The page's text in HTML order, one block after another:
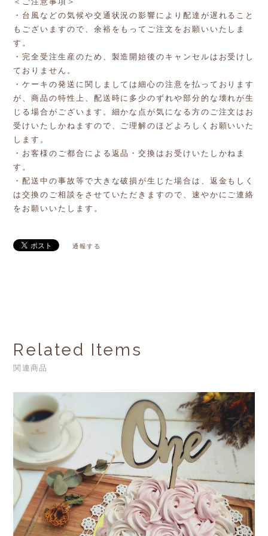
・台風などの気候や交通状況の影響により配達が遅れること
もございますので、余裕をもってご注文をお願いいたしま
す。
・完全受注生産のため、製造開始後のキャンセルはお受けし
ておりません。
・ケーキの発送に関しましては細心の注意を払っております
が、商品の特性上、配送時に多少のずれや部分的な壊れが生
じる場合がございます。細かな点が気になる方のご注文はお
受けいたしかねますので、ご理解のほどよろしくお願いいた
します。
・お客様のご都合による返品・交換はお受けいたしかねま
す。
・配送中の事故等で大きな破損が生じた場合は、返金もしく
は交換のご相談をさせていただきますので、速やかにご連絡
をお願いいたします。
通報する
Related Items
関連商品